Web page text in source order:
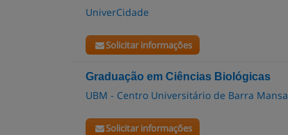
UniverCidade
Solicitar informações
Graduação em Ciências Biológicas
UBM - Centro Universitário de Barra Mansa
Solicitar informações